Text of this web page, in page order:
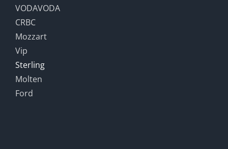
VODAVODA
CRBC
Mozzart
Vip
Sterling
Molten
Ford